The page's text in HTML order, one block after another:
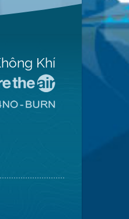
Khí
Trang
Không
(Không